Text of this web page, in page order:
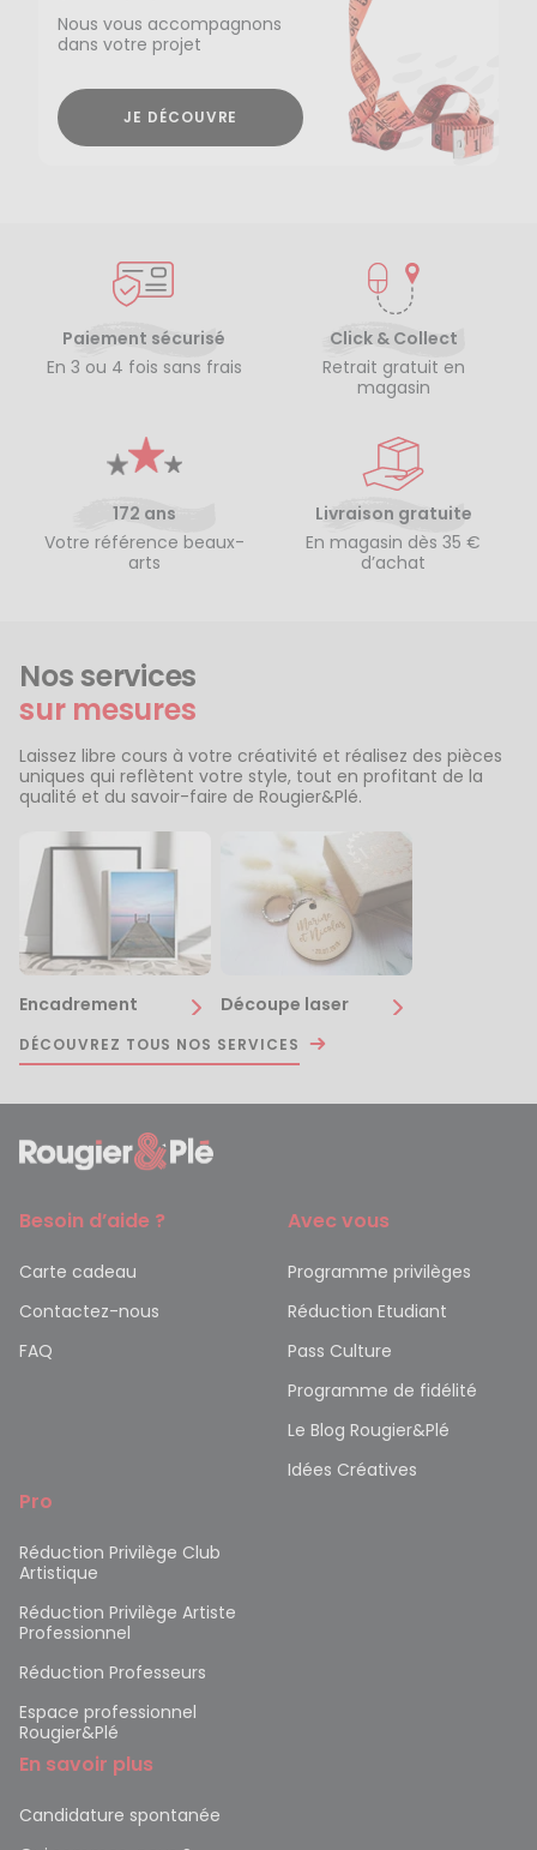
Nous vous accompagnons
dans votre projet
JE DÉCOUVRE
Paiement sécurisé
En 3 ou 4 fois sans frais
Click & Collect
Retrait gratuit en
magasin
172 ans
Votre référence beaux-
arts
Livraison gratuite
En magasin dès 35 €
d’achat
Nos services
sur mesures
Laissez libre cours à votre créativité et réalisez des pièces
uniques qui reflètent votre style, tout en profitant de la
qualité et du savoir-faire de Rougier&Plé.
Encadrement Découpe laser
DÉCOUVREZ TOUS NOS SERVICES
Besoin d’aide ?
Carte cadeau
Contactez-nous
FAQ
Avec vous
Programme privilèges
Réduction Etudiant
Pass Culture
Programme de fidélité
Le Blog Rougier&Plé
Idées Créatives
Pro
Réduction Privilège Club
Artistique
Réduction Privilège Artiste
Professionnel
Réduction Professeurs
Espace professionnel
Rougier&Plé
En savoir plus
Candidature spontanée